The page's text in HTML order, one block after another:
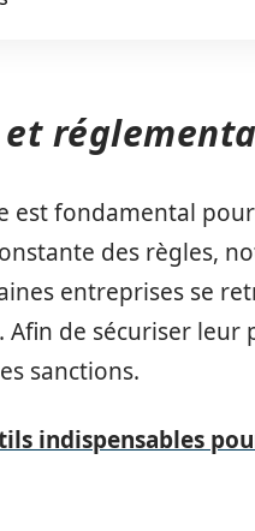
est fondamental
des règles,
entreprises se
de sécuriser leur
sanctions.
indispensables